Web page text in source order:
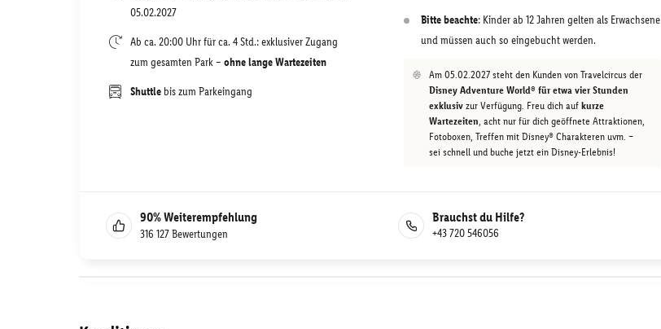
05.02.2027
Ab ca. 20:00 Uhr für ca. 4 Std.: exklusiver Zugang
zum gesamten Park – ohne lange Wartezeiten
Shuttle bis zum Parkeingang
Bitte beachte: Kinder ab 12 Jahren gelten als Erwachsene
und müssen auch so eingebucht werden.
Am 05.02.2027 steht den Kunden von Travelcircus der
Disney Adventure World® für etwa vier Stunden
exklusiv zur Verfügung. Freu dich auf kurze
Wartezeiten, acht nur für dich geöffnete Attraktionen,
Fotoboxen, Treffen mit Disney® Charakteren uvm. –
sei schnell und buche jetzt ein Disney-Erlebnis!
90%Weiterempfehlung
316 127Bewertungen
Brauchst du Hilfe?
+43 720 546056